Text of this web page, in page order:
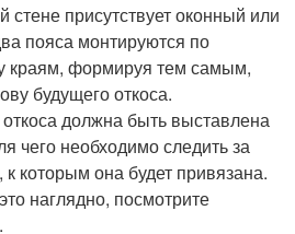
присутствует оконный или
пояса монтируются по
краям, формируя тем самым,
будущего откоса.
должна быть выставлена
чего необходимо следить за
которым она будет привязана.
наглядно, посмотрите